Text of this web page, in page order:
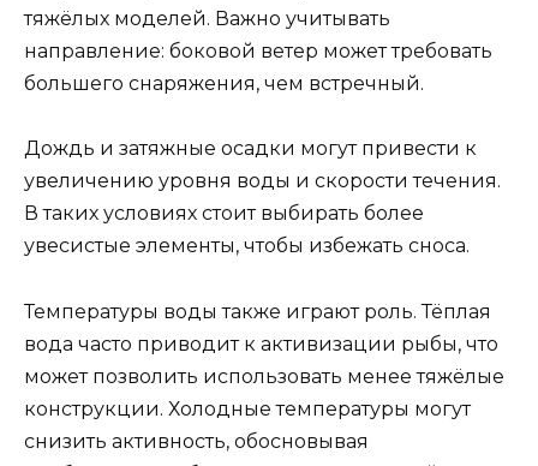
тяжёлых моделей. Важно учитывать
направление: боковой ветер может требовать
большего снаряжения, чем встречный.
Дождь и затяжные осадки могут привести к
увеличению уровня воды и скорости течения.
В таких условиях стоит выбирать более
увесистые элементы, чтобы избежать сноса.
Температуры воды также играют роль. Тёплая
вода часто приводит к активизации рыбы, что
может позволить использовать менее тяжёлые
конструкции. Холодные температуры могут
снизить активность, обосновывая